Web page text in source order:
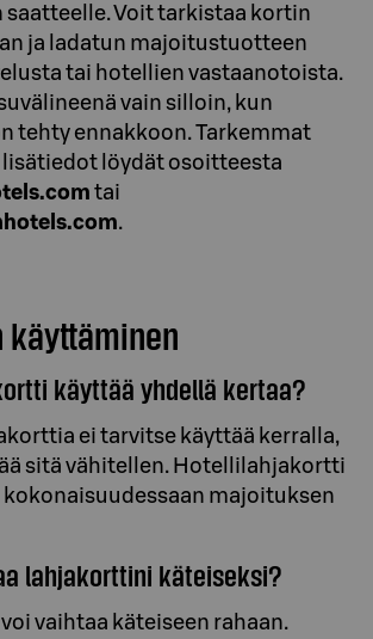
Voit tarkistaa kortin
ja ladatun majoitustuotteen
tai hotellien vastaanotoista.
vain silloin, kun
tehty ennakkoon. Tarkemmat
löydät osoitteesta
tai
.
käyttäminen
käyttää yhdellä kertaa?
ei tarvitse käyttää kerralla,
sitä vähitellen. Hotellilahjakortti
kokonaisuudessaan majoituksen
lahjakorttini käteiseksi?
vaihtaa käteiseen rahaan.